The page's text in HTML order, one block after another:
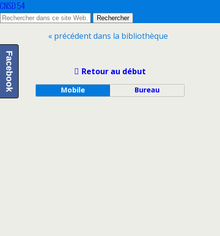
CNSD 54
« précédent dans la bibliothèque
Facebook Retour au début
Mobile Bureau